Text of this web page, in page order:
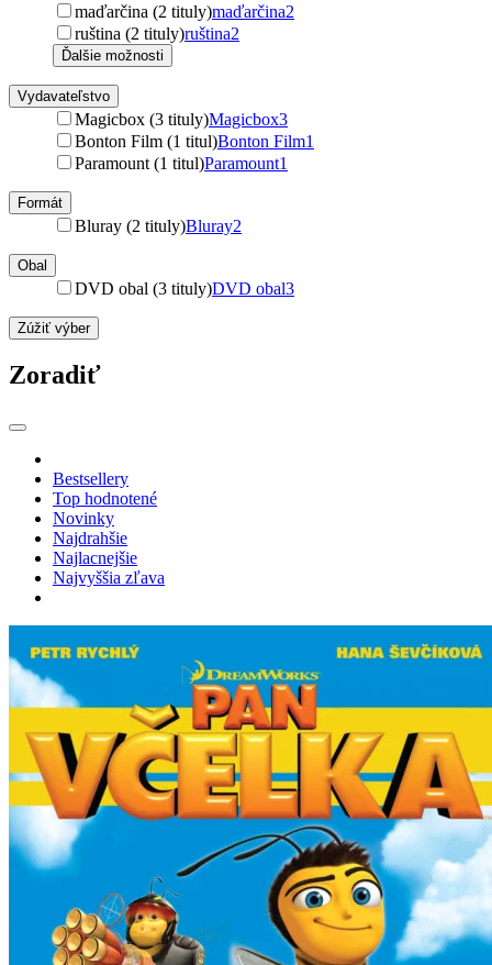
maďarčina (2 tituly)maďarčina2
ruština (2 tituly)ruština2
Ďalšie možnosti
Vydavateľstvo
Magicbox (3 tituly)Magicbox3
Bonton Film (1 titul)Bonton Film1
Paramount (1 titul)Paramount1
Formát
Bluray (2 tituly)Bluray2
Obal
DVD obal (3 tituly)DVD obal3
Zúžiť výber
Zoradiť
Bestsellery
Top hodnotené
Novinky
Najdrahšie
Najlacnejšie
Najvyššia zľava